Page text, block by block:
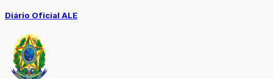
Diário Oficial ALE